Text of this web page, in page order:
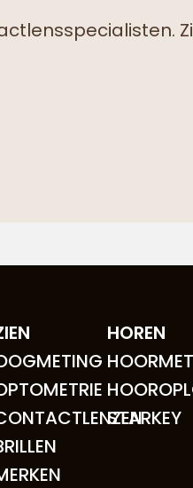
HOREN
STARKEY